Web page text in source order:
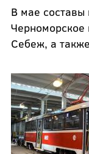
В мае составы
Черноморское
Себеж, а